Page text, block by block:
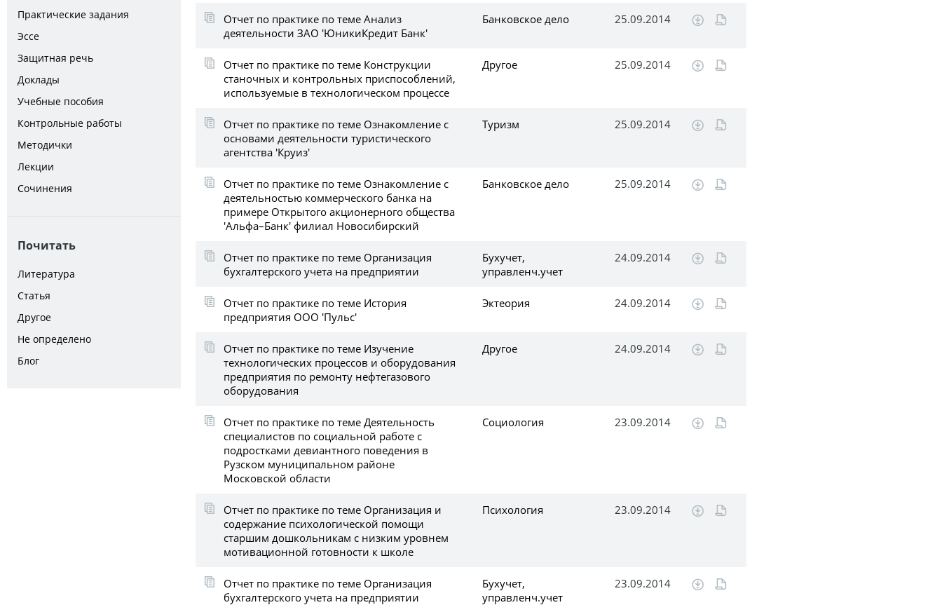
Практические задания
Эссе
Защитная речь
Доклады
Учебные пособия
Контрольные работы
Методички
Лекции
Сочинения
Почитать
Литература
Статья
Другое
Не определено
Блог
Отчет по практике по теме Анализ
деятельности ЗАО 'ЮникиКредит Банк'
Банковское дело 25.09.2014
Отчет по практике по теме Конструкции
станочных и контрольных приспособлений,
используемые в технологическом процессе
Другое 25.09.2014
Отчет по практике по теме Ознакомление с
основами деятельности туристического
агентства 'Круиз'
Туризм 25.09.2014
Отчет по практике по теме Ознакомление с
деятельностью коммерческого банка на
примере Открытого акционерного общества
'Альфа–Банк' филиал Новосибирский
Банковское дело 25.09.2014
Отчет по практике по теме Организация
бухгалтерского учета на предприятии
Бухучет,
управленч.учет
24.09.2014
Отчет по практике по теме История
предприятия ООО 'Пульс'
Эктеория 24.09.2014
Отчет по практике по теме Изучение
технологических процессов и оборудования
предприятия по ремонту нефтегазового
оборудования
Другое 24.09.2014
Отчет по практике по теме Деятельность
специалистов по социальной работе с
подростками девиантного поведения в
Рузском муниципальном районе
Московской области
Социология 23.09.2014
Отчет по практике по теме Организация и
содержание психологической помощи
старшим дошкольникам с низким уровнем
мотивационной готовности к школе
Психология 23.09.2014
Отчет по практике по теме Организация
бухгалтерского учета на предприятии
Бухучет,
управленч.учет
23.09.2014